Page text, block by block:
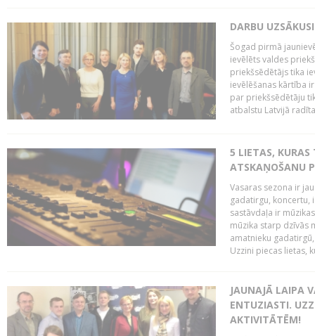
DARBU
Šogad pirmā
ievēlēts valdes
priekšsēdētājs tika
ievēlēšanas kārtība
par priekšsēdētāju
atbalstu Latvijā
5 LIETAS, KURAS
ATSKAŅOŠANU
Vasaras sezona ir
gadatirgu, koncertu,
sastāvdaļa ir
mūzika starp dzīvās
amatnieku
Uzzini piecas lietas,
JAUNAJĀ LAIPA
ENTUZIASTI.
AKTIVITĀTĒM!